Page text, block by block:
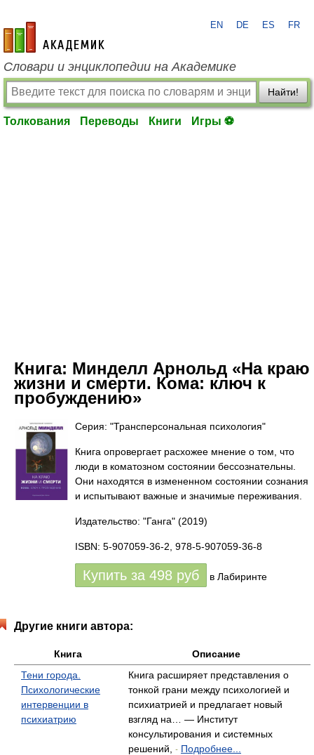
academic.ru
EN DE ES FR
Словари и энциклопедии на Академике
Найти!
Толкования Переводы Книги Игры ⚽
Книга: Минделл Арнольд «На краю
жизни и смерти. Кома: ключ к
пробуждению»
Серия: "Трансперсональная психология"
Книга опровергает расхожее мнение о том, что
люди в коматозном состоянии бессознательны.
Они находятся в измененном состоянии сознания
и испытывают важные и значимые переживания.
Издательство: "Ганга" (2019)
ISBN: 5-907059-36-2, 978-5-907059-36-8
Купить за 498 руб в Лабиринте
Другие книги автора:
Книга
Описание
Тени города.
Психологические
интервенции в
психиатрию
Книга расширяет представления о
тонкой грани между психологией и
психиатрией и предлагает новый
взгляд на… — Институт
консультирования и системных
решений,
- Подробнее...